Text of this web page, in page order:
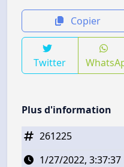
Copier
Twitter
Plus d'information
261225
1/27/2022, 3:37:37